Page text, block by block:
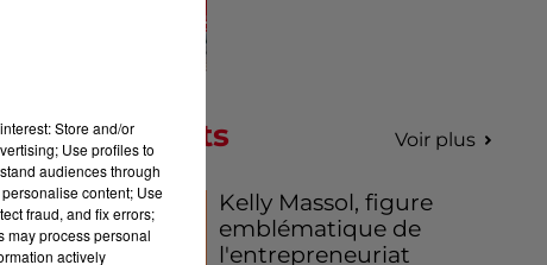
Podcasts Voir plus
Kelly Massol, figure
emblématique de
l'entrepreneuriat
Store and/or
Use profiles to
audiences through
content; Use
fraud, and fix errors;
may process personal
actively